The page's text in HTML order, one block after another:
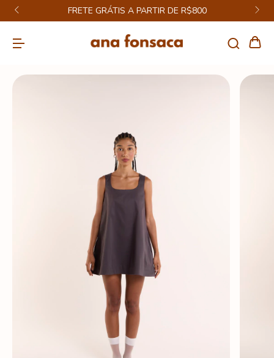
GRÁTIS A PARTIR DE R$800 CUPOM